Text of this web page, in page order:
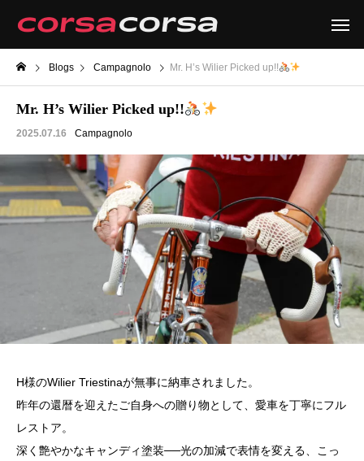
Blogs Campagnolo Mr. H’s Wilier Picked up!!
Mr. H’s Wilier Picked up!!
2025.07.16 Campagnolo
H様のWilier Triestinaが無事に納車されました。
昨年の還暦を迎えたご自身への贈り物として、愛車を丁寧にフル
レストア。
深く艶やかなキャンディ塗装──光の加減で表情を変える、こっ